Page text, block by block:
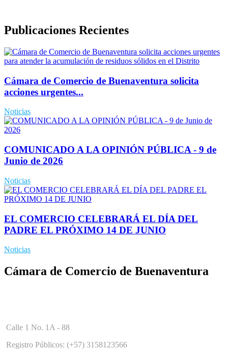
Publicaciones Recientes
Cámara de Comercio de Buenaventura solicita
acciones urgentes...
Noticias
COMUNICADO A LA OPINIÓN PÚBLICA - 9 de
Junio de 2026
Noticias
EL COMERCIO CELEBRARÁ EL DÍA DEL
PADRE EL PRÓXIMO 14 DE JUNIO
Noticias
Cámara de Comercio de Buenaventura
Calle 1 No. 1A - 88
Registro Públicos: (+57) 3158123566